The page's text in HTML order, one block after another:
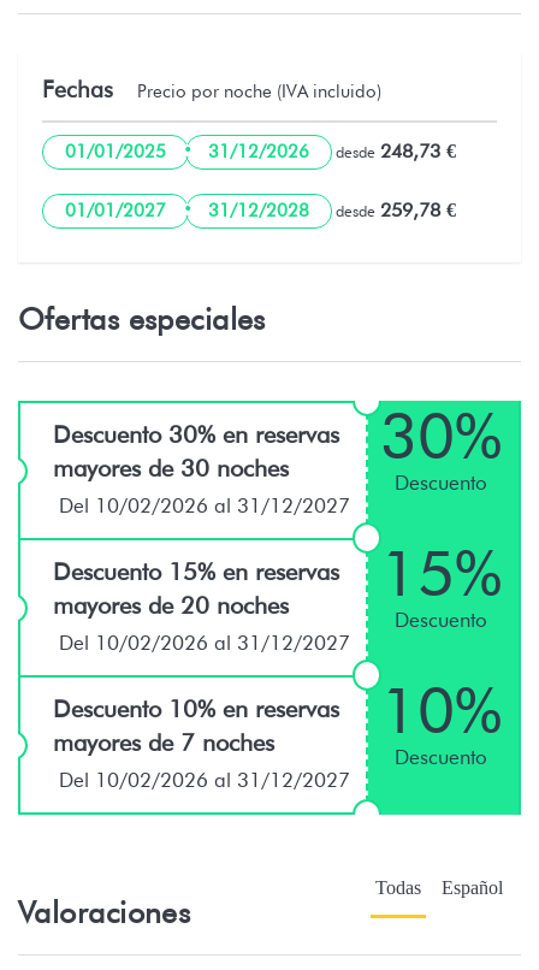
Fechas Precio por noche (IVA incluido)
01/01/2025 · 31/12/2026 desde 248,73 €
01/01/2027 · 31/12/2028 desde 259,78 €
Ofertas especiales
Descuento 30% en reservas
mayores de 30 noches
Del 10/02/2026 al 31/12/2027
30%
Descuento
Descuento 15% en reservas
mayores de 20 noches
Del 10/02/2026 al 31/12/2027
15%
Descuento
Descuento 10% en reservas
mayores de 7 noches
Del 10/02/2026 al 31/12/2027
10%
Descuento
Valoraciones
Todas Español